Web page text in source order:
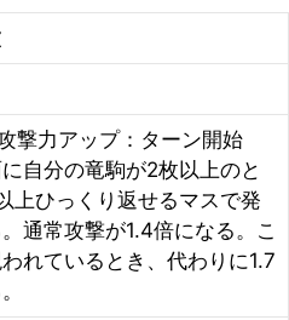
撃力アップ：ターン開始
自分の竜駒が2枚以上のと
上ひっくり返せるマスで発
通常攻撃が1.4倍になる。こ
れているとき、代わりに1.7